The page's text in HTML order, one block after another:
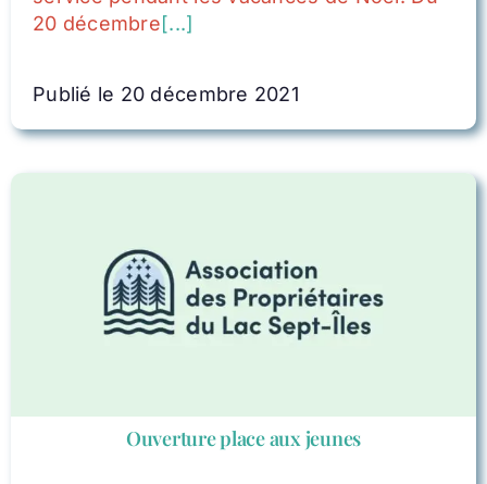
20 décembre[...]
Publié le 20 décembre 2021
Ouverture place aux jeunes